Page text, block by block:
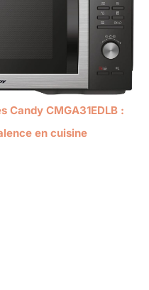
Candy CMGA31EDLB :
en cuisine